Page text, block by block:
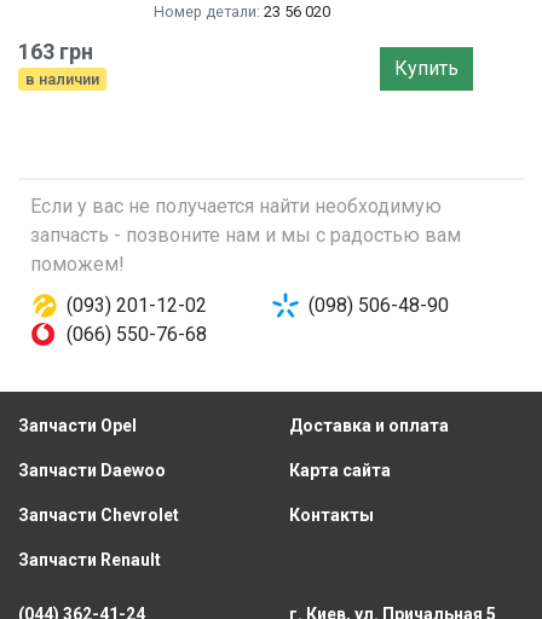
Номер детали: 23 56 020
163 грн
в наличии Купить
Если у вас не получается найти необходимую
запчасть - позвоните нам и мы с радостью вам
поможем!
(093) 201-12-02
(098) 506-48-90
(066) 550-76-68
Запчасти Opel
Запчасти Daewoo
Запчасти Chevrolet
Запчасти Renault
Доставка и оплата
Карта сайта
Контакты
(044) 362-41-24 г. Киев, ул. Причальная 5